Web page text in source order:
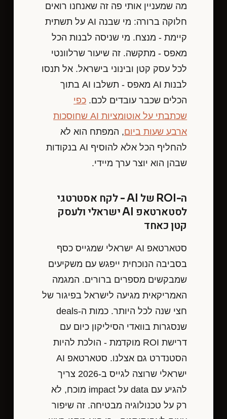
מה שמעניין אותי פה זה שאנחנו רואים
חלוקה ברורה: מי שבנה AI על תשתית
קיימת - מנצח. מי שניסה לבנות הכל
מאפס - מתקשה. זה שיעור שרלוונטי
לכל עסק קטן ובינוני בישראל. אל תנסו
לבנות AI מאפס - תשלבו AI בתוך
הכלים שכבר עובדים לכם. כפי
שכתבתי על אוטומציות AI שחוסכות
ארבע שעות ביום, המפתח הוא לא
להחליף הכל אלא להוסיף AI בנקודות
שבהן הוא יוצר ערך מיידי.
ה-ROI של AI - לקח אסטרטגי
לסטארטאפ AI ישראלי ולעסק
קטן כאחד
סטארטאפ AI ישראלי שמגייס כסף
בסביבה הנוכחית ייפגש עם משקיעים
שמבקשים מספרים ברורים. המגמה
האמריקאית מגיעה לישראל בפיגור של
חצי שנה לכל היותר. כמות ה-deals
שנסגרות בוואדי הסיליקון כיום עם
דרישת ROI מוקדמת - הולכת להיות
הסטנדרט גם אצלנו. סטארטאפ AI
ישראלי שרוצה לגייס ב-2026 צריך
להגיע עם data על impact מוכח, לא
רק על טכנולוגיה מבטיחה. זה שיפור